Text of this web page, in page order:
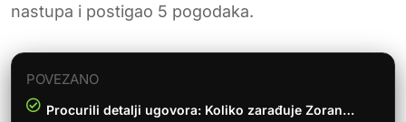
nastupa i postigao 5 pogodaka.
POVEZANO
Procurili detalji ugovora: Koliko zarađuje Zoran…